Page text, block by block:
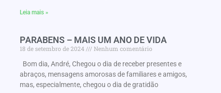
Leia mais »
PARABENS – MAIS UM ANO DE VIDA
18 de setembro de 2024
Nenhum comentário
Bom dia, André, Chegou o dia de receber presentes e
abraços, mensagens amorosas de familiares e amigos,
mas, especialmente, chegou o dia de gratidão